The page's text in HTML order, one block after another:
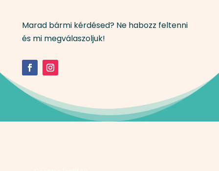
Marad bármi kérdésed? Ne habozz feltenni
és mi megválaszoljuk!